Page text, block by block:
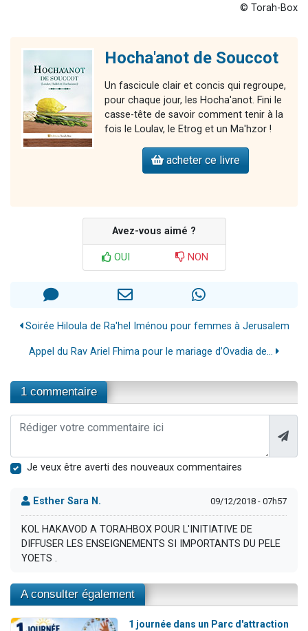
© Torah-Box
Hocha'anot de Souccot
Un fascicule clair et concis qui regroupe,
pour chaque jour, les Hocha'anot. Fini le
casse-tête de savoir comment tenir à la
fois le Loulav, le Etrog et un Ma'hzor !
acheter ce livre
Avez-vous aimé ?
OUI NON
Soirée Hiloula de Ra'hel Iménou pour femmes à Jerusalem
Appel du Rav Ariel Fhima pour le mariage d’Ovadia de...
1 commentaire
Je veux être averti des nouveaux commentaires
Esther Sara N. 09/12/2018 - 07h57
KOL HAKAVOD A TORAHBOX POUR L'INITIATIVE DE
DIFFUSER LES ENSEIGNEMENTS SI IMPORTANTS DU PELE
YOETS .
A consulter également
1 journée dans un Parc d'attraction